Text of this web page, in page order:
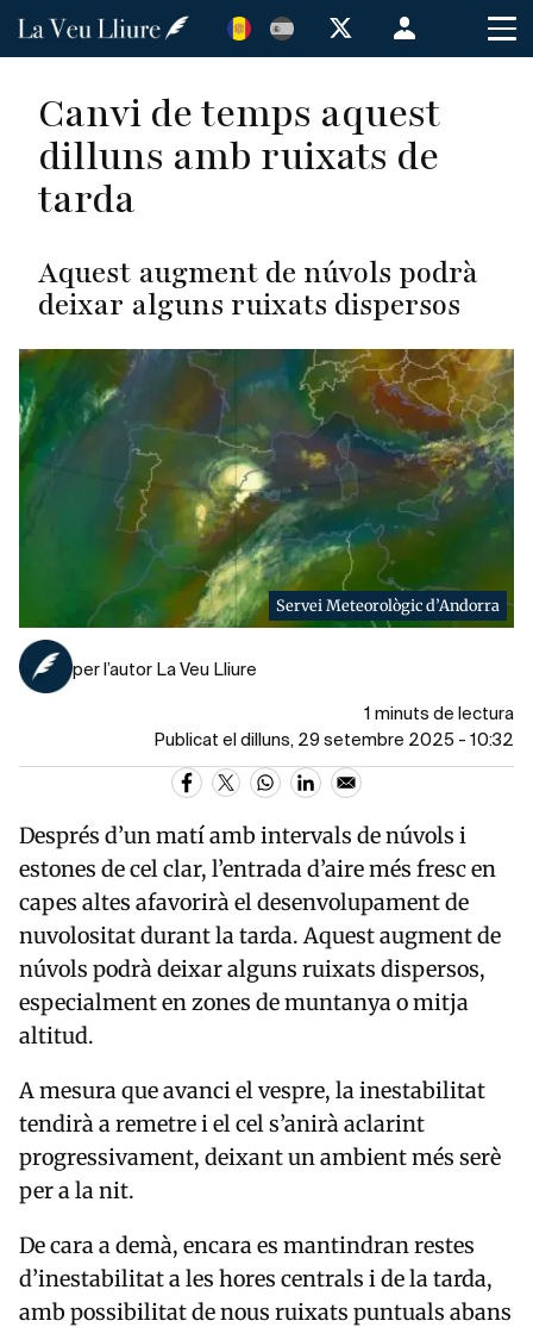
Vés
Menú
de
cuenta
de
usuario
Canvi de temps aquest
dilluns amb ruixats de
tarda
Aquest augment de núvols podrà
deixar alguns ruixats dispersos
Servei Meteorològic d’Andorra
per l’autor La Veu Lliure
1 minuts de lectura
Publicat el dilluns, 29 setembre 2025 - 10:32
Després d’un matí amb intervals de núvols i
estones de cel clar, l’entrada d’aire més fresc en
capes altes afavorirà el desenvolupament de
nuvolositat durant la tarda. Aquest augment de
núvols podrà deixar alguns ruixats dispersos,
especialment en zones de muntanya o mitja
altitud.
A mesura que avanci el vespre, la inestabilitat
tendirà a remetre i el cel s’anirà aclarint
progressivament, deixant un ambient més serè
per a la nit.
De cara a demà, encara es mantindran restes
d’inestabilitat a les hores centrals i de la tarda,
amb possibilitat de nous ruixats puntuals abans